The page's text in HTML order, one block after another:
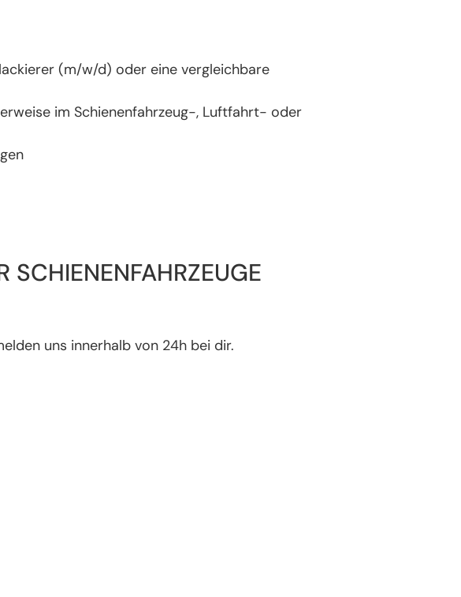
(m/w/d) oder eine vergleichbare
im Schienenfahrzeug-, Luftfahrt- oder
SCHIENENFAHRZEUGE
uns innerhalb von 24h bei dir.